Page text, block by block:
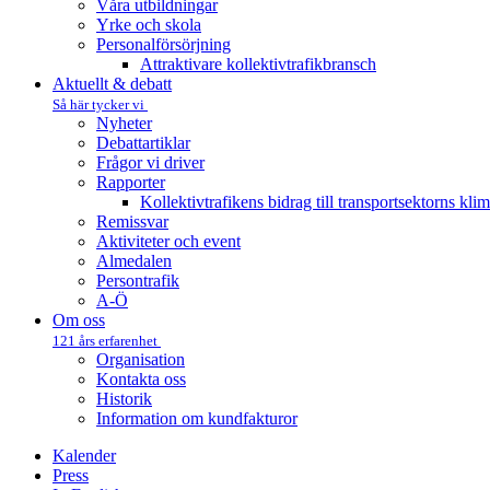
Våra utbildningar
Yrke och skola
Personalförsörjning
Attraktivare kollektivtrafik­bransch
Aktuellt & debatt
Så här tycker vi
Nyheter
Debattartiklar
Frågor vi driver
Rapporter
Kollektivtrafikens bidrag till transportsektorns
Remissvar
Aktiviteter och event
Almedalen
Persontrafik
A-Ö
Om oss
121 års erfarenhet
Organisation
Kontakta oss
Historik
Information om kundfakturor
Kalender
Press